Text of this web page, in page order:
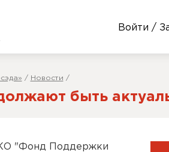
Войти /
/ Новости /
быть
"Фонд Поддержки